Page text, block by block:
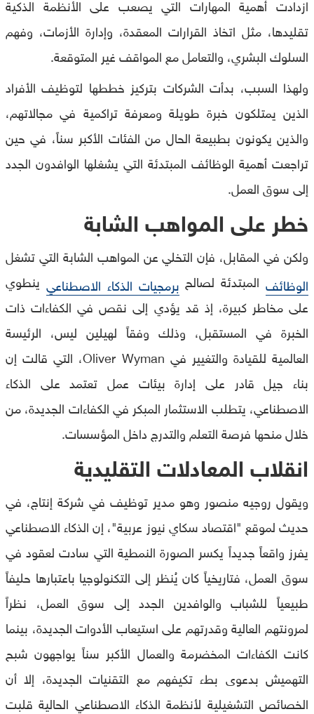
تقليدها، مثل اتخاذ القرارات المعقدة، وإدارة الأزمات، وفهم
السلوك البشري، والتعامل مع المواقف غير المتوقعة.
ولهذا السبب، بدأت الشركات بتركيز خططها لتوظيف الأفراد
الذين يمتلكون خبرة طويلة ومعرفة تراكمية في مجالاتهم،
والذين يكونون بطبيعة الحال من الفئات الأكبر سناً، في حين
تراجعت أهمية الوظائف المبتدئة التي يشغلها الوافدون الجدد
إلى سوق العمل.
خطر على المواهب الشابة
ولكن في المقابل، فإن التخلي عن المواهب الشابة التي تشغل
الوظائف المبتدئة لصالح برمجيات الذكاء الاصطناعي ينطوي
على مخاطر كبيرة، إذ قد يؤدي إلى نقص في الكفاءات ذات
الخبرة في المستقبل، وذلك وفقاً لهيلين ليس، الرئيسة
العالمية للقيادة والتغيير في Oliver Wyman، التي قالت إن
بناء جيل قادر على إدارة بيئات عمل تعتمد على الذكاء
الاصطناعي، يتطلب الاستثمار المبكر في الكفاءات الجديدة، من
خلال منحها فرصة التعلم والتدرج داخل المؤسسات.
انقلاب المعادلات التقليدية
ويقول روجيه منصور وهو مدير توظيف في شركة إنتاج، في
حديث لموقع "اقتصاد سكاي نيوز عربية"، إن الذكاء الاصطناعي
يفرز واقعاً جديداً يكسر الصورة النمطية التي سادت لعقود في
سوق العمل، فتاريخياً كان يُنظر إلى التكنولوجيا باعتبارها حليفاً
طبيعياً للشباب والوافدين الجدد إلى سوق العمل، نظراً
لمرونتهم العالية وقدرتهم على استيعاب الأدوات الجديدة، بينما
كانت الكفاءات المخضرمة والعمال الأكبر سناً يواجهون شبح
التهميش بدعوى بطء تكيفهم مع التقنيات الجديدة، إلا أن
الخصائص التشغيلية لأنظمة الذكاء الاصطناعي الحالية قلبت